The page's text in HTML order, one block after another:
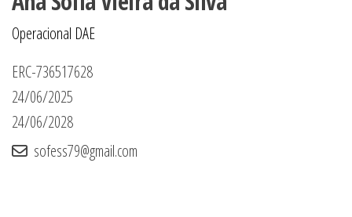
Operacional DAE
ERC-736517628
24/06/2025
24/06/2028
sofess79@gmail.com